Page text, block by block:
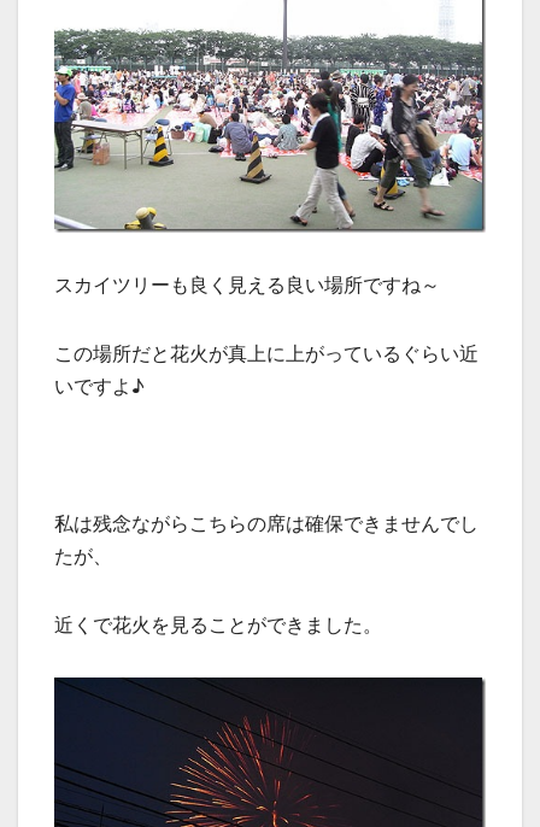
スカイツリーも良く見える良い場所ですね～
この場所だと花火が真上に上がっているぐらい近
いですよ♪
私は残念ながらこちらの席は確保できませんでし
たが、
近くで花火を見ることができました。